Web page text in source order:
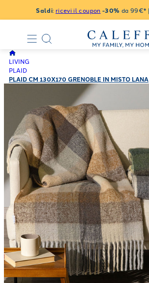
Saldi: ricevi il coupon -30% da 99€* |
LIVING
PLAID
PLAID CM 130X170 GRENOBLE IN MISTO LANA